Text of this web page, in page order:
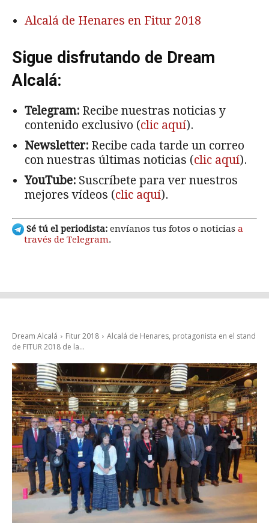
Alcalá de Henares en Fitur 2018
Sigue disfrutando de Dream
Alcalá:
Telegram: Recibe nuestras noticias y
contenido exclusivo (clic aquí).
Newsletter: Recibe cada tarde un correo
con nuestras últimas noticias (clic aquí).
YouTube: Suscríbete para ver nuestros
mejores vídeos (clic aquí).
Sé tú el periodista: envíanos tus fotos o noticias a
través de Telegram.